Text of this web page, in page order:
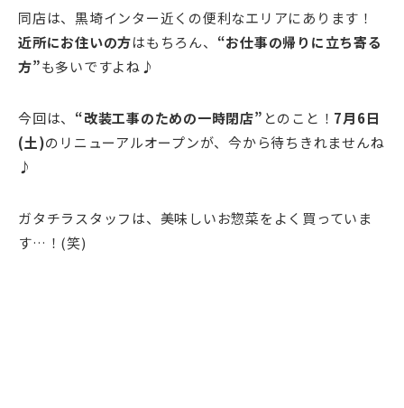
同店は、黒埼インター近くの便利なエリアにあります！
近所にお住いの方はもちろん、 “お仕事の帰りに立ち寄る
方”も多いですよね♪
今回は、 “改装工事のための一時閉店” とのこと！ 7月6日
(土)のリニューアルオープンが、今から待ちきれませんね
♪
ガタチラスタッフは、美味しいお惣菜をよく買っていま
す…！(笑)